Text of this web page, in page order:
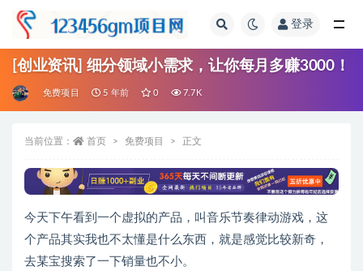
登录
[创业资讯] 细分领域小需求，让你每月多赚3000！
免费项目 5 年前 0 7.7K
当前位置： 首页 免费项目 正文
今天下午看到一个虚拟的产品，叫音乐节奏律动游戏，这
个产品其实我也不太懂是什么东西，就是感觉比较新奇，
去某宝搜索了一下销量也不小。